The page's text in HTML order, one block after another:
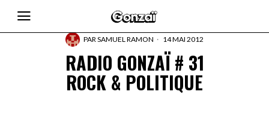
PARSAMUEL RAMON 14 MAI 2012
RADIO GONZAÏ # 31
ROCK & POLITIQUE